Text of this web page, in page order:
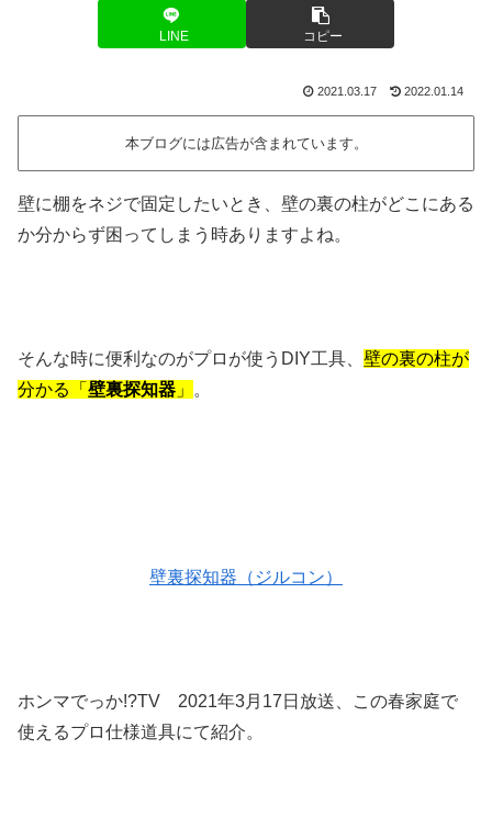
LINE コピー
2021.03.17 2022.01.14
本ブログには広告が含まれています。
壁に棚をネジで固定したいとき、壁の裏の柱がどこにある
か分からず困ってしまう時ありますよね。
そんな時に便利なのがプロが使うDIY工具、 壁の裏の柱が
分かる「 壁裏探知器 」 。
壁裏探知器（ジルコン）
ホンマでっか!?TV 2021年3月17日放送、この春家庭で
使えるプロ仕様道具にて紹介。